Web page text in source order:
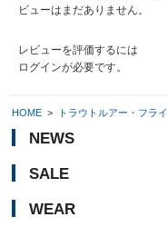
ビューはまだありません。
レビューを評価するには
ログインが必要です。
HOME > トラウトルアー・フライ
NEWS
SALE
WEAR